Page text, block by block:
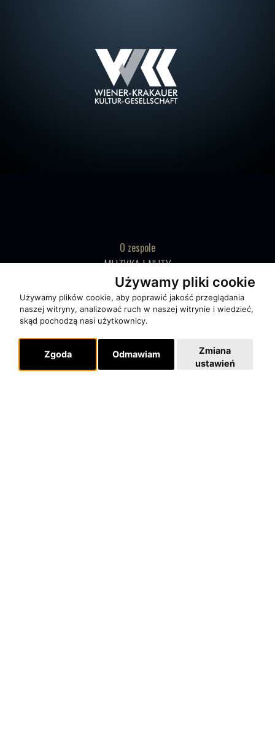
Używamy pliki cookie
Używamy plików cookie, aby poprawić jakość przeglądania
naszej witryny, analizować ruch w naszej witrynie i wiedzieć,
skąd pochodzą nasi użytkownicy.
Zgoda Odmawiam
Zmiana
ustawień
O zespole
MUZYKA I NUTY
NAGRODY
RECENZJE
Pomoc
KONTAKT